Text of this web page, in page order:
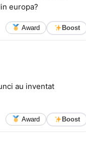
europa?
Award Boost
au inventat
Award Boost